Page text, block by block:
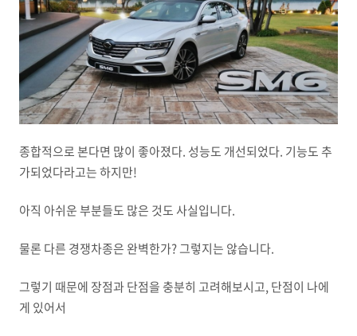
종합적으로 본다면 많이 좋아졌다. 성능도 개선되었다. 기능도 추
가되었다라고는 하지만!
아직 아쉬운 부분들도 많은 것도 사실입니다.
물론 다른 경쟁차종은 완벽한가? 그렇지는 않습니다.
그렇기 때문에 장점과 단점을 충분히 고려해보시고, 단점이 나에
게 있어서